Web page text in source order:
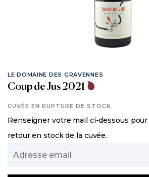
LE DOMAINE DES GRAVENNES
Coup de Jus 2021
CUVÉE EN RUPTURE DE STOCK
Renseigner votre mail ci-dessous
retour en stock de la cuvée.
Adresse